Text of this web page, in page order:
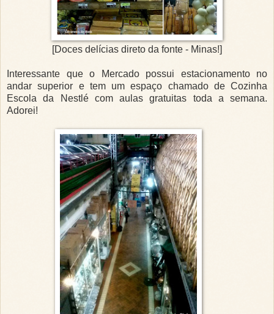
[Doces delícias direto da fonte - Minas!]
Interessante que o Mercado possui estacionamento no
andar superior e tem um espaço chamado de Cozinha
Escola da Nestlé com aulas gratuitas toda a semana.
Adorei!